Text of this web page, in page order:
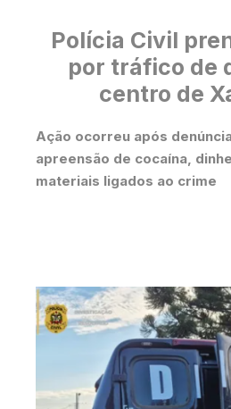
Polícia Civil
por tráfico de
centro de
Ação ocorreu após
apreensão de cocaína,
materiais ligados ao crime